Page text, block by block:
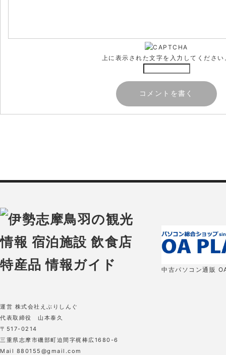
上に表示された文字を入力してください
中古パソコン通販
運営 株式会社えぶりしんぐ
代表取締役 山本泰久
〒517-0214
三重県志摩市磯部町迫間字梶棒広1680-6
Mail 880155@gmail.com